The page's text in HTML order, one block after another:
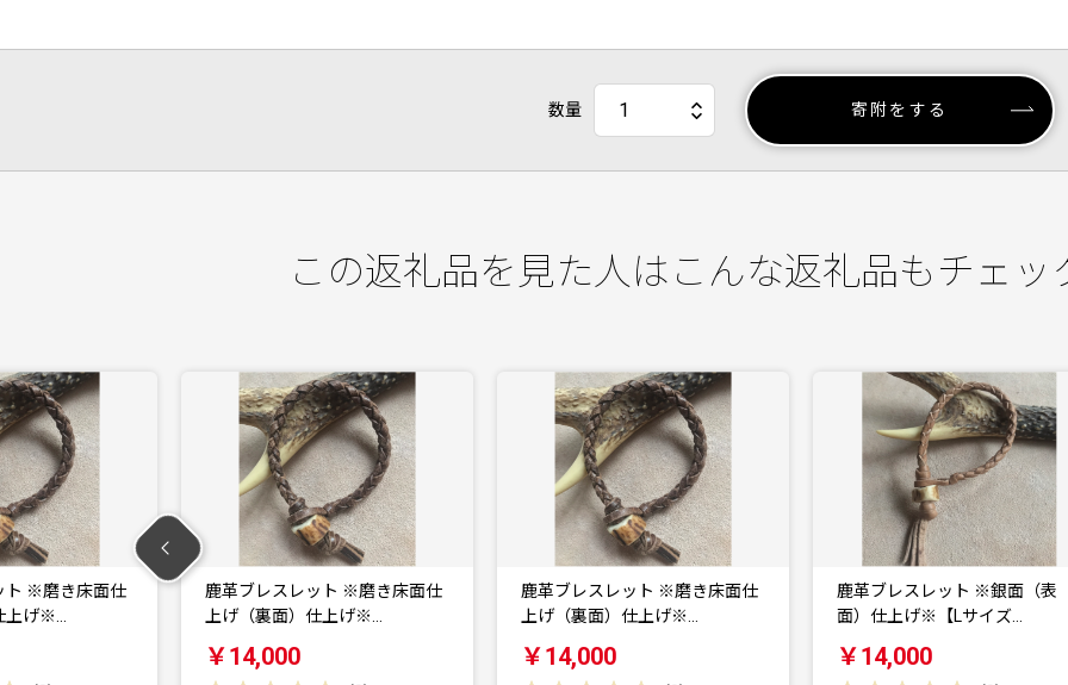
数量 寄附をする
この返礼品を見た人はこんな返礼品もチェッ
ット ※磨き床面仕
仕上げ※…
鹿革ブレスレット ※磨き床面仕
上げ（裏面）仕上げ※…
￥14,000
鹿革ブレスレット ※銀面（表
面）仕上げ※【Lサイズ…
￥14,000
鹿革ブレスレット ※銀面（
面）仕上げ※【Mサイズ…
￥14,000